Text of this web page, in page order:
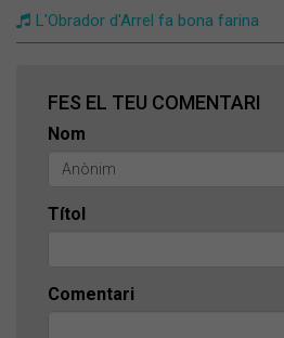
L'Obrador d'Arrel fa bona farina
FES EL TEU COMENTARI
Nom
Títol
Comentari